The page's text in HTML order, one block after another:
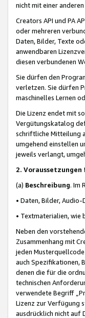
nicht mit einer
Creators API und PA
oder mehreren
Daten, Bilder, Texte
anwendbaren
diesen verbundenen
Sie dürfen den
verletzen. Sie dürfen
maschinelles Lernen
Die Lizenz endet mit
Vergütungskatalog
schriftliche Mitteilung
umgehend einstellen
jeweils verlangt,
2. Voraussetzungen
(a) Beschreibung. Im
• Daten, Bilder,
• Textmaterialien,
Neben den
Zusammenhang mit
jeden
auch Spezifikationen,
denen die für die
technischen
verwendete Begriff
Lizenz zur Verfügung
ausdrücklich nicht auf